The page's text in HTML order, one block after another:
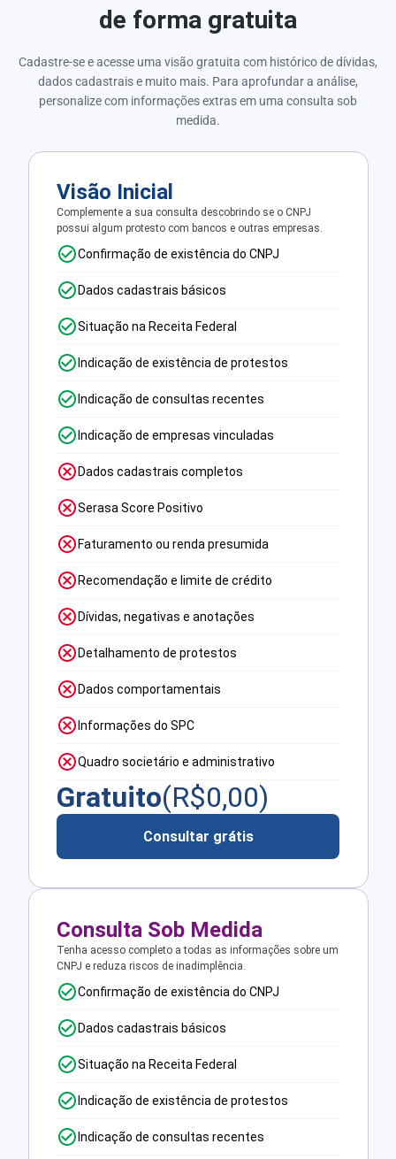
de forma gratuita
Cadastre-se e acesse uma visão gratuita com histórico de dívidas,
dados cadastrais e muito mais. Para aprofundar a análise,
personalize com informações extras em uma consulta sob
medida.
Visão Inicial
Complemente a sua consulta descobrindo se o CNPJ
possui algum protesto com bancos e outras empresas.
Confirmação de existência do CNPJ
Dados cadastrais básicos
Situação na Receita Federal
Indicação de existência de protestos
Indicação de consultas recentes
Indicação de empresas vinculadas
Dados cadastrais completos
Serasa Score Positivo
Faturamento ou renda presumida
Recomendação e limite de crédito
Dívidas, negativas e anotações
Detalhamento de protestos
Dados comportamentais
Informações do SPC
Quadro societário e administrativo
Gratuito(R$0,00)
Consultar grátis
Consulta Sob Medida
Tenha acesso completo a todas as informações sobre um
CNPJ e reduza riscos de inadimplência.
Confirmação de existência do CNPJ
Dados cadastrais básicos
Situação na Receita Federal
Indicação de existência de protestos
Indicação de consultas recentes